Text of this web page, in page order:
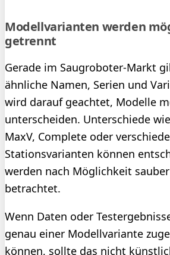
Modellvarianten werden
getrennt
Gerade im Saugroboter-Markt
ähnliche Namen, Serien und
wird darauf geachtet, Modelle
unterscheiden. Unterschiede
MaxV, Complete oder
Stationsvarianten können
werden nach Möglichkeit
betrachtet.
Wenn Daten oder
genau einer Modellvariante
können, sollte das nicht